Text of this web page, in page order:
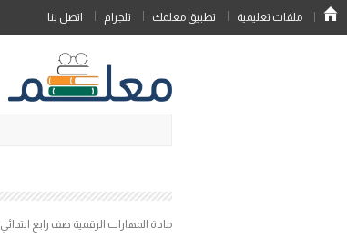
ملفات تعليمية تطبيق معلمك تلجرام اتصل بنا
مادة المهارات الرقمية صف رابع ابتدائي ١٤٤٧ ، حل تمارين واسئلة منهج ماده مهارات رقمية للصف الرابع الابتدائي 1447